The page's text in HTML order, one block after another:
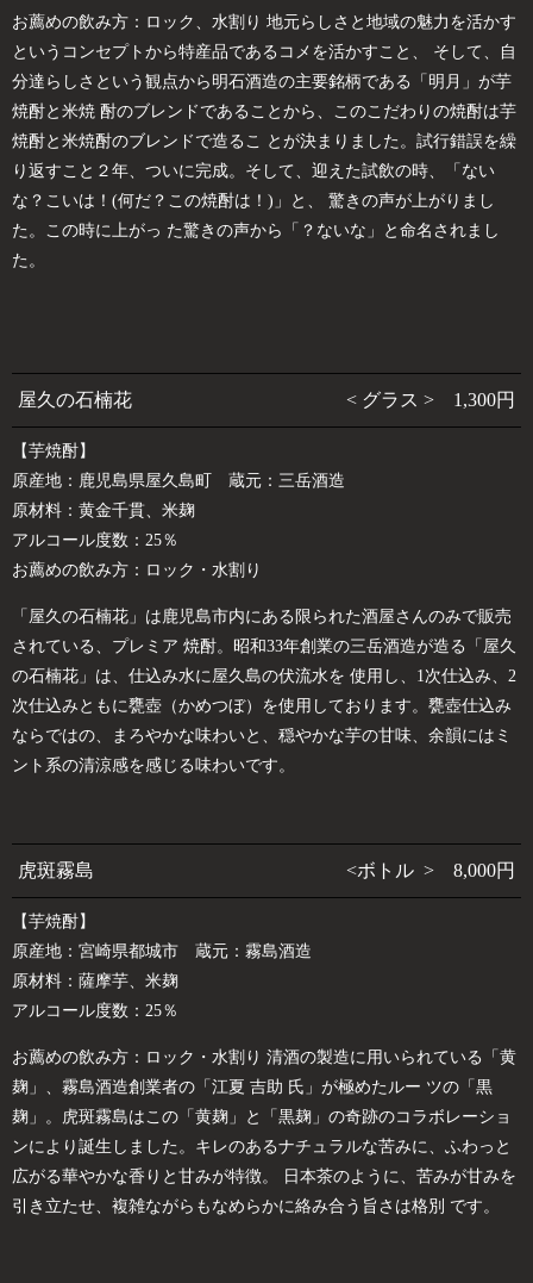
お薦めの飲み方：ロック、水割り 地元らしさと地域の魅力を活かす
というコンセプトから特産品であるコメを活かすこと、 そして、自
分達らしさという観点から明石酒造の主要銘柄である「明月」が芋
焼酎と米焼 酎のブレンドであることから、このこだわりの焼酎は芋
焼酎と米焼酎のブレンドで造るこ とが決まりました。試行錯誤を繰
り返すこと２年、ついに完成。そして、迎えた試飲の時、「ない
な？こいは！(何だ？この焼酎は！)」と、 驚きの声が上がりまし
た。この時に上がっ た驚きの声から「？ないな」と命名されまし
た。
屋久の石楠花 < グラス > 1,300円
【芋焼酎】
原産地：鹿児島県屋久島町 蔵元：三岳酒造
原材料：黄金千貫、米麹
アルコール度数：25％
お薦めの飲み方：ロック・水割り
「屋久の石楠花」は鹿児島市内にある限られた酒屋さんのみで販売
されている、プレミア 焼酎。昭和33年創業の三岳酒造が造る「屋久
の石楠花」は、仕込み水に屋久島の伏流水を 使用し、1次仕込み、2
次仕込みともに甕壺（かめつぼ）を使用しております。甕壺仕込み
ならではの、まろやかな味わいと、穏やかな芋の甘味、余韻にはミ
ント系の清涼感を感じる味わいです。
虎斑霧島 <ボトル > 8,000円
【芋焼酎】
原産地：宮崎県都城市 蔵元：霧島酒造
原材料：薩摩芋、米麹
アルコール度数：25％
お薦めの飲み方：ロック・水割り 清酒の製造に用いられている「黄
麹」、霧島酒造創業者の「江夏 吉助 氏」が極めたルー ツの「黒
麹」。虎斑霧島はこの「黄麹」と「黒麹」の奇跡のコラボレーショ
ンにより誕生しました。キレのあるナチュラルな苦みに、ふわっと
広がる華やかな香りと甘みが特徴。 日本茶のように、苦みが甘みを
引き立たせ、複雑ながらもなめらかに絡み合う旨さは格別 です。